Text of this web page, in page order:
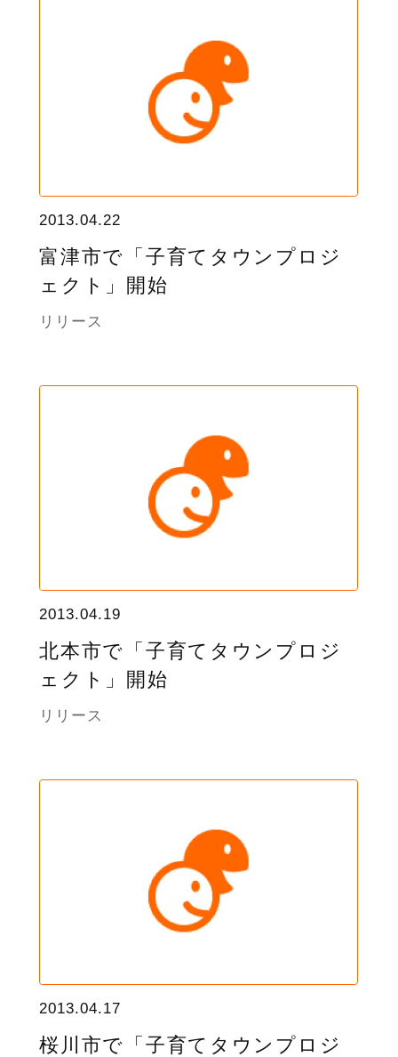
2013.04.22
富津市で「子育てタウンプロジ
ェクト」開始
リリース
2013.04.19
北本市で「子育てタウンプロジ
ェクト」開始
リリース
2013.04.17
桜川市で「子育てタウンプロジ